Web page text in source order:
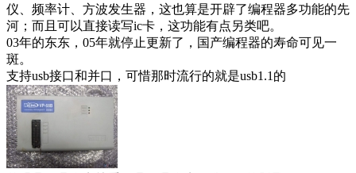
仪、频率计、方波发生器，这也算是开辟了编程器多功能的先
河；而且可以直接读写ic卡，这功能有点另类吧。
03年的东东，05年就停止更新了，国产编程器的寿命可见一
斑。
支持usb接口和并口，可惜那时流行的就是usb1.1的